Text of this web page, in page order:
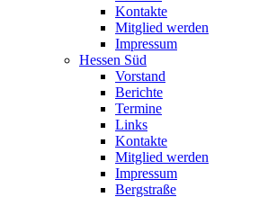
Kontakte
Mitglied werden
Impressum
Hessen Süd
Vorstand
Berichte
Termine
Links
Kontakte
Mitglied werden
Impressum
Bergstraße